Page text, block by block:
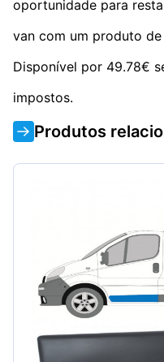
oportunidade para
van com um produto
Disponível por 49.78€
impostos.
Produtos